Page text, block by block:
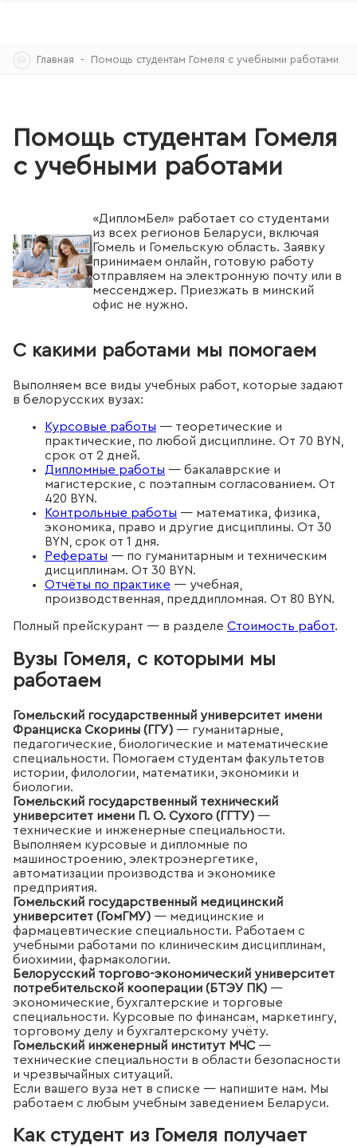
Skip
Главная Помощь студентам Гомеля с учебными работами
Помощь студентам Гомеля
с учебными работами
«ДипломБел» работает со студентами
из всех регионов Беларуси, включая
Гомель и Гомельскую область. Заявку
принимаем онлайн, готовую работу
отправляем на электронную почту или в
мессенджер. Приезжать в минский
офис не нужно.
С какими работами мы помогаем
Выполняем все виды учебных работ, которые задают
в белорусских вузах:
Курсовые работы — теоретические и
практические, по любой дисциплине. От 70 BYN,
срок от 2 дней.
Дипломные работы — бакалаврские и
магистерские, с поэтапным согласованием. От
420 BYN.
Контрольные работы — математика, физика,
экономика, право и другие дисциплины. От 30
BYN, срок от 1 дня.
Рефераты — по гуманитарным и техническим
дисциплинам. От 30 BYN.
Отчёты по практике — учебная,
производственная, преддипломная. От 80 BYN.
Полный прейскурант — в разделе Стоимость работ.
Вузы Гомеля, с которыми мы
работаем
Гомельский государственный университет имени
Франциска Скорины (ГГУ) — гуманитарные,
педагогические, биологические и математические
специальности. Помогаем студентам факультетов
истории, филологии, математики, экономики и
биологии.
Гомельский государственный технический
университет имени П. О. Сухого (ГГТУ) —
технические и инженерные специальности.
Выполняем курсовые и дипломные по
машиностроению, электроэнергетике,
автоматизации производства и экономике
предприятия.
Гомельский государственный медицинский
университет (ГомГМУ) — медицинские и
фармацевтические специальности. Работаем с
учебными работами по клиническим дисциплинам,
биохимии, фармакологии.
Белорусский торгово-экономический университет
потребительской кооперации (БТЭУ ПК) —
экономические, бухгалтерские и торговые
специальности. Курсовые по финансам, маркетингу,
торговому делу и бухгалтерскому учёту.
Гомельский инженерный институт МЧС—
технические специальности в области безопасности
и чрезвычайных ситуаций.
Если вашего вуза нет в списке — напишите нам. Мы
работаем с любым учебным заведением Беларуси.
Как студент из Гомеля получает